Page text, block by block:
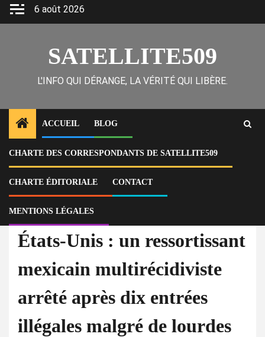
Skip
6 août 2026
SATELLITE509
L'INFO QUI DÉRANGE, LA VÉRITÉ QUI LIBÈRE.
ACCUEIL BLOG
CHARTE DES CORRESPONDANTS DE SATELLITE509
CHARTE ÉDITORIALE CONTACT
MENTIONS LÉGALES
Home
Actu
États-Unis : un ressortissant mexicain multirécidiviste arrêté après dix
entrées illégales malgré de lourdes charges criminelles
À la Une Actu
États-Unis : un ressortissant
mexicain multirécidiviste
arrêté après dix entrées
illégales malgré de lourdes